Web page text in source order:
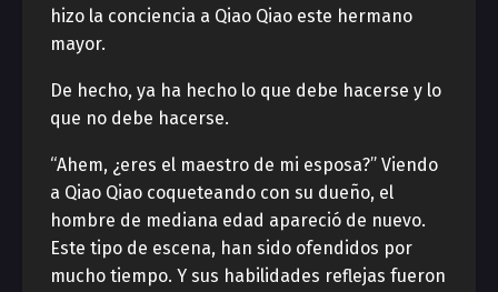
hizo la conciencia a Qiao Qiao este hermano
mayor.
De hecho, ya ha hecho lo que debe hacerse y lo
que no debe hacerse.
“Ahem, ¿eres el maestro de mi esposa?” Viendo
a Qiao Qiao coqueteando con su dueño, el
hombre de mediana edad apareció de nuevo.
Este tipo de escena, han sido ofendidos por
mucho tiempo. Y sus habilidades reflejas fueron